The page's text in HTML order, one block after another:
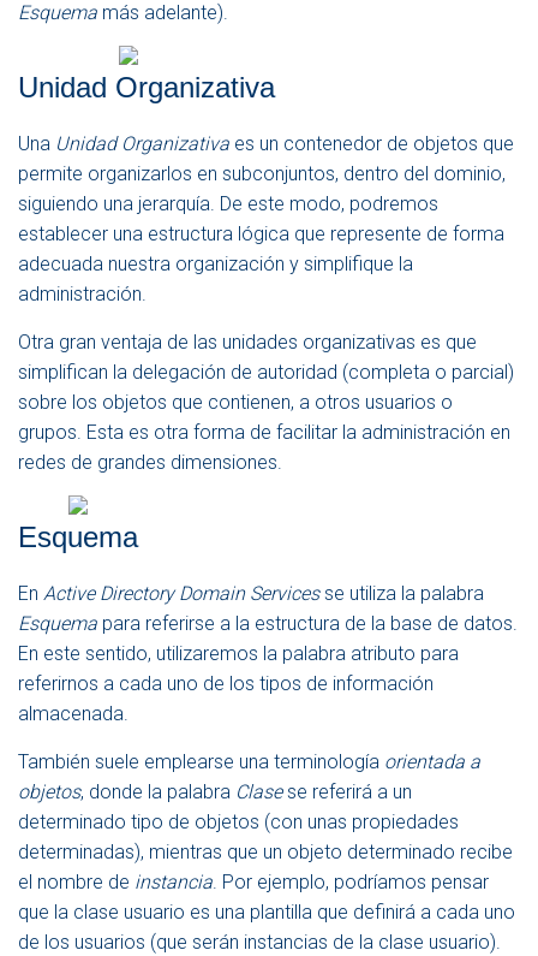
Esquema más adelante).
Unidad Organizativa
Una Unidad Organizativa es un contenedor de objetos que
permite organizarlos en subconjuntos, dentro del dominio,
siguiendo una jerarquía. De este modo, podremos
establecer una estructura lógica que represente de forma
adecuada nuestra organización y simplifique la
administración.
Otra gran ventaja de las unidades organizativas es que
simplifican la delegación de autoridad (completa o parcial)
sobre los objetos que contienen, a otros usuarios o
grupos. Esta es otra forma de facilitar la administración en
redes de grandes dimensiones.
Esquema
En Active Directory Domain Servicesse utiliza la palabra
Esquema para referirse a la estructura de la base de datos.
En este sentido, utilizaremos la palabra atributo para
referirnos a cada uno de los tipos de información
almacenada.
También suele emplearse una terminología orientada a
objetos, donde la palabra Clasese referirá a un
determinado tipo de objetos (con unas propiedades
determinadas), mientras que un objeto determinado recibe
el nombre de instancia. Por ejemplo, podríamos pensar
que la clase usuario es una plantilla que definirá a cada uno
de los usuarios (que serán instancias de la clase usuario).